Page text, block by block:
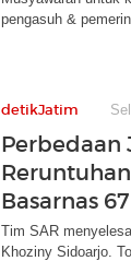
pengasuh &
detikJatim
Perbedaan
Basarnas 67
Tim SAR
Khoziny Sidoarjo.